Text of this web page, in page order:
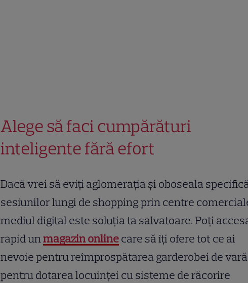
Alege să faci cumpărături
inteligente fără efort
Dacă vrei să eviți aglomerația și oboseala
sesiunilor lungi de shopping prin centre
mediul digital este soluția ta salvatoare. Poți
rapid unmagazin onlinecare să îți ofere tot ce ai
nevoie pentru reîmprospătarea garderobei de
pentru dotarea locuinței cu sisteme de răcorire